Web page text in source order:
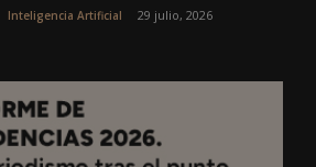
Inteligencia Artificial 29 julio, 2026